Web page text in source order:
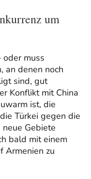
um
muss
an denen noch
sind, gut
Konflikt mit China
ist, die
Türkei gegen die
Gebiete
bald mit einem
Armenien zu